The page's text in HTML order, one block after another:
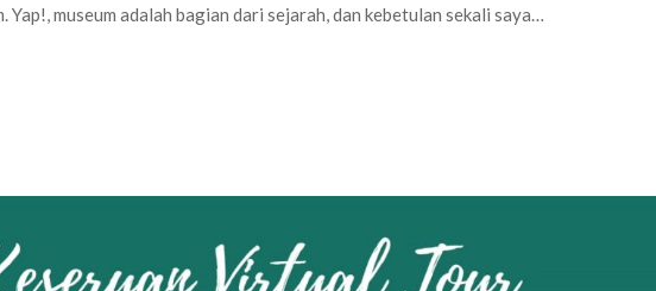
Yap!, museum adalah bagian dari sejarah, dan kebetulan sekali saya…